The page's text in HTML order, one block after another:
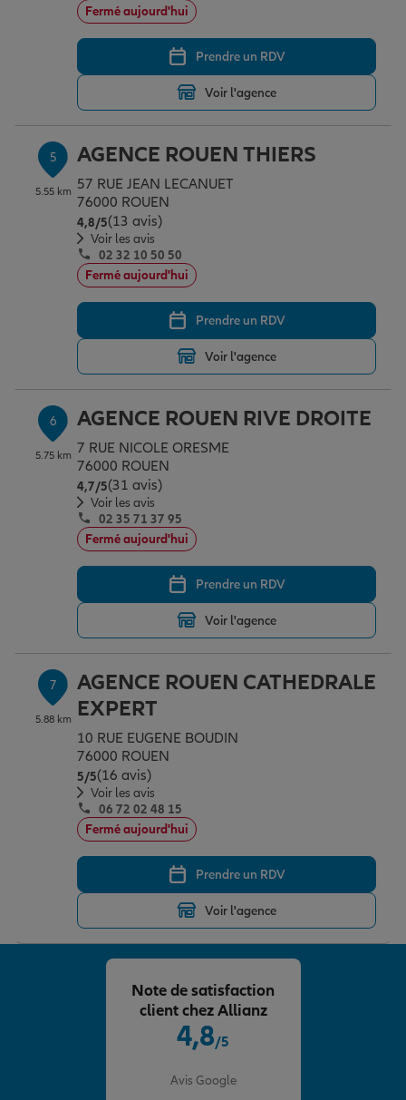
Fermé aujourd'hui
Prendre un RDV
Voir l'agence
5
5.55 km
AGENCE ROUEN THIERS
57 RUE JEAN LECANUET
76000 ROUEN
4,8/5Note de 4.8 sur 5
(13 avis)
Voir les avis
02 32 10 50 50
Fermé aujourd'hui
Prendre un RDV
Voir l'agence
6
5.75 km
AGENCE ROUEN RIVE DROITE
7 RUE NICOLE ORESME
76000 ROUEN
4,7/5Note de 4.7 sur 5
(31 avis)
Voir les avis
02 35 71 37 95
Fermé aujourd'hui
Prendre un RDV
Voir l'agence
7
5.88 km
AGENCE ROUEN CATHEDRALE
EXPERT
10 RUE EUGENE BOUDIN
76000 ROUEN
5/5Note de 5 sur 5
(16 avis)
Voir les avis
06 72 02 48 15
Fermé aujourd'hui
Prendre un RDV
Voir l'agence
4,8/5
Avis Google
Note de satisfaction
client chez Allianz